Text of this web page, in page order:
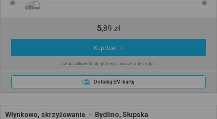
5,89 zł
Kup Bilet
Cena całkowita dla jednego pasażera bez ulgi
Doładuj EM-kartę
Włynkowo, skrzyżowanie Bydlino, Słupska